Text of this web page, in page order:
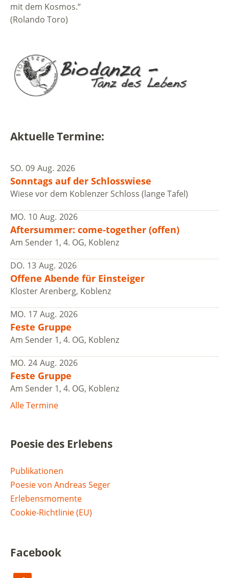
mit dem Kosmos.“
(Rolando Toro)
Aktuelle Termine:
SO. 09 Aug. 2026
Sonntags auf der Schlosswiese
Wiese vor dem Koblenzer Schloss (lange Tafel)
MO. 10 Aug. 2026
Aftersummer: come-together (offen)
Am Sender 1, 4. OG, Koblenz
DO. 13 Aug. 2026
Offene Abende für Einsteiger
Kloster Arenberg, Koblenz
MO. 17 Aug. 2026
Feste Gruppe
Am Sender 1, 4. OG, Koblenz
MO. 24 Aug. 2026
Feste Gruppe
Am Sender 1, 4. OG, Koblenz
Alle Termine
Poesie des Erlebens
Publikationen
Poesie von Andreas Seger
Erlebensmomente
Cookie-Richtlinie (EU)
Facebook